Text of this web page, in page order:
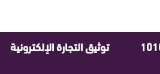
توثيق التجارة الإلكترونية